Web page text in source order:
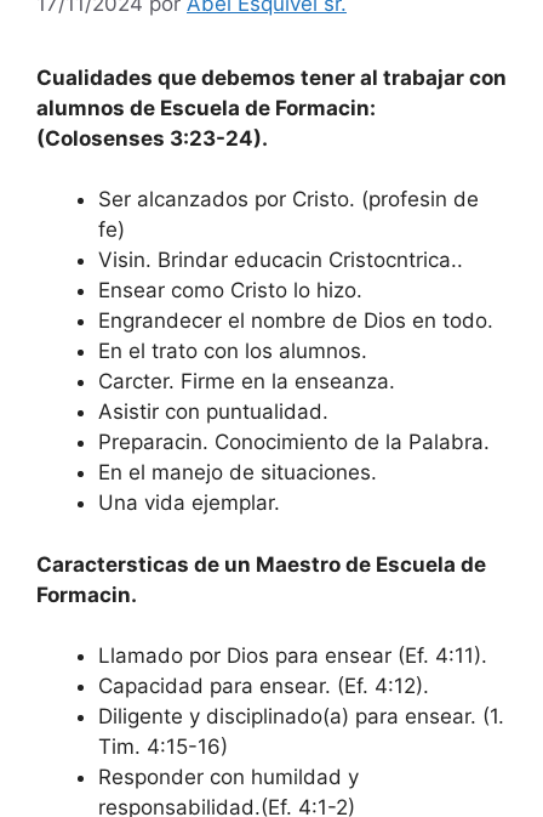
Cualidades que debemos tener al trabajar con
alumnos de Escuela de Formacin:
(Colosenses 3:23-24).
Ser alcanzados por Cristo. (profesin de
fe)
Visin. Brindar educacin Cristocntrica..
Ensear como Cristo lo hizo.
Engrandecer el nombre de Dios en todo.
En el trato con los alumnos.
Carcter. Firme en la enseanza.
Asistir con puntualidad.
Preparacin. Conocimiento de la Palabra.
En el manejo de situaciones.
Una vida ejemplar.
Caractersticas de un Maestro de Escuela de
Formacin.
Llamado por Dios para ensear (Ef. 4:11).
Capacidad para ensear. (Ef. 4:12).
Diligente y disciplinado(a) para ensear. (1.
Tim. 4:15-16)
Responder con humildad y
responsabilidad.(Ef. 4:1-2)